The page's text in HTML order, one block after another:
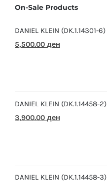
On-Sale Products
DANIEL KLEIN (DK.1.14301-6)
Original
5,500.00 ден
DANIEL KLEIN (DK.1.14458-2)
Original
3,900.00 ден
DANIEL KLEIN (DK.1.14458-3)